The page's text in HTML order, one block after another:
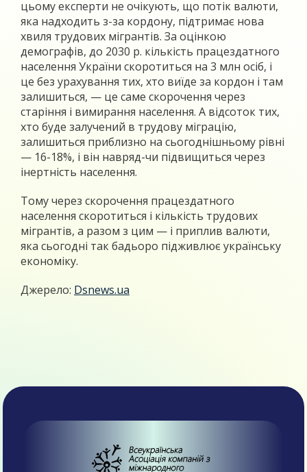
цьому експерти не очікують, що потік валюти,
яка надходить з-за кордону, підтримає нова
хвиля трудових мігрантів. За оцінкою
демографів, до 2030 р. кількість працездатного
населення України скоротиться на 3 млн осіб, і
це без урахування тих, хто виїде за кордон і там
залишиться, — це саме скорочення через
старіння і вимирання населення. А відсоток тих,
хто буде залучений в трудову міграцію,
залишиться приблизно на сьогоднішньому рівні
— 16-18%, і він навряд-чи підвищиться через
інертність населення.
Тому через скорочення працездатного
населення скоротиться і кількість трудових
мігрантів, а разом з цим — і приплив валюти,
яка сьогодні так бадьоро підживлює українську
економіку.
Джерело: Dsnews.ua